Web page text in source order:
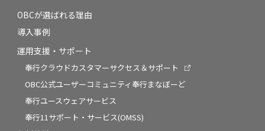
OBCが選ばれる理由
導入事例
運用支援・サポート
奉行クラウドカスタマーサクセス＆サポート
OBC公式ユーザーコミュニティ奉行まなぼーど
奉行ユースウェアサービス
奉行11サポート・サービス(OMSS)